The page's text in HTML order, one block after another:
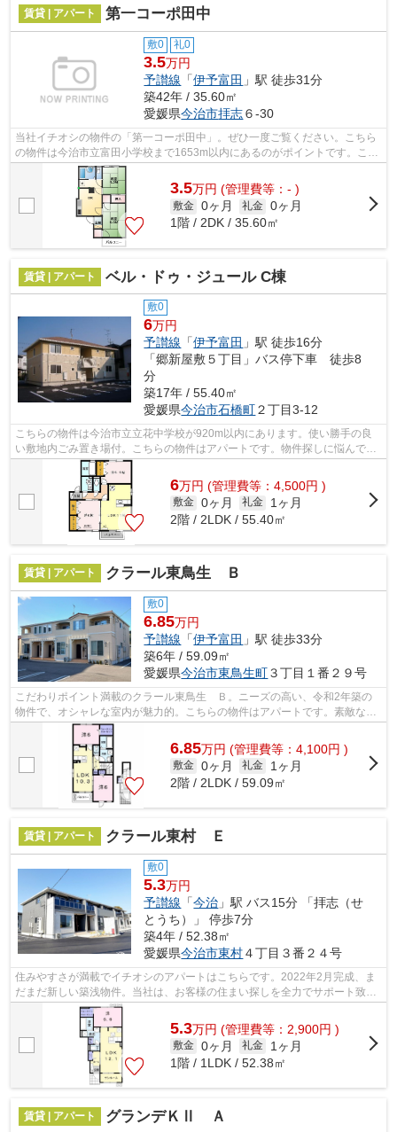
賃貸 | アパート 第一コーポ田中
敷0 礼0
3.5万円
予讃線 「伊予富田 」駅 徒歩31分
築42年 / 35.60㎡
愛媛県今治市拝志６-30
当社イチオシの物件の「第一コーポ田中」。ぜひ一度ご覧ください。こちら
の物件は今治市立富田小学校まで1653m以内にあるのがポイントです。こち
らの物件はアパートです。周辺環境にこ...
3.5万円 (管理費等：- )
敷金 0ヶ月 礼金 0ヶ月
1階 / 2DK / 35.60㎡
賃貸 | アパート ベル・ドゥ・ジュール C棟
敷0
6万円
予讃線 「伊予富田 」駅 徒歩16分
「郷新屋敷５丁目」バス停下車 徒歩8
分
築17年 / 55.40㎡
愛媛県今治市石橋町２丁目3-12
こちらの物件は今治市立立花中学校が920m以内にあります。使い勝手の良
い敷地内ごみ置き場付。こちらの物件はアパートです。物件探しに悩んでし
まって時間が掛かってしまうという方は...
6万円 (管理費等：4,500円 )
敷金 0ヶ月 礼金
1ヶ月
2階 / 2LDK / 55.40㎡
賃貸 | アパート クラール東鳥生 Ｂ
敷0
6.85万円
予讃線 「伊予富田 」駅 徒歩33分
築6年 / 59.09㎡
愛媛県今治市東鳥生町３丁目１番２９号
こだわりポイント満載のクラール東鳥生 Ｂ。ニーズの高い、令和2年築の
物件で、オシャレな室内が魅力的。こちらの物件はアパートです。素敵な物
件を見つけて快適に暮らしましょう。様...
6.85万円 (管理費等：4,100円 )
敷金 0ヶ月 礼金
1ヶ月
2階 / 2LDK / 59.09㎡
賃貸 | アパート クラール東村 Ｅ
敷0
5.3万円
予讃線 「今治 」駅 バス15分 「拝志（せ
とうち）」 停歩7分
築4年 / 52.38㎡
愛媛県今治市東村４丁目３番２４号
住みやすさが満載でイチオシのアパートはこちらです。2022年2月完成、ま
だまだ新しい築浅物件。当社は、お客様の住まい探しを全力でサポート致し
ます。地域に密着しておりますので、確...
5.3万円 (管理費等：2,900円 )
敷金 0ヶ月 礼金
1ヶ月
1階 / 1LDK / 52.38㎡
賃貸 | アパート グランデＫⅡ Ａ